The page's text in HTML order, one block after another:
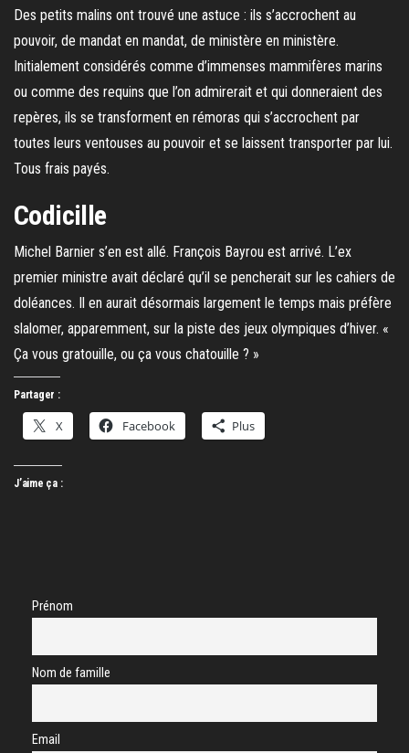
Des petits malins ont trouvé une astuce : ils s’accrochent au
pouvoir, de mandat en mandat, de ministère en ministère.
Initialement considérés comme d’immenses mammifères marins
ou comme des requins que l’on admirerait et qui donneraient des
repères, ils se transforment en rémoras qui s’accrochent par
toutes leurs ventouses au pouvoir et se laissent transporter par lui.
Tous frais payés.
Codicille
Michel Barnier s’en est allé. François Bayrou est arrivé. L’ex
premier ministre avait déclaré qu’il se pencherait sur les cahiers de
doléances. Il en aurait désormais largement le temps mais préfère
slalomer, apparemment, sur la piste des jeux olympiques d’hiver. «
Ça vous gratouille, ou ça vous chatouille ? »
Partager :
X Facebook Plus
J’aime ça :
Prénom
Nom de famille
Email